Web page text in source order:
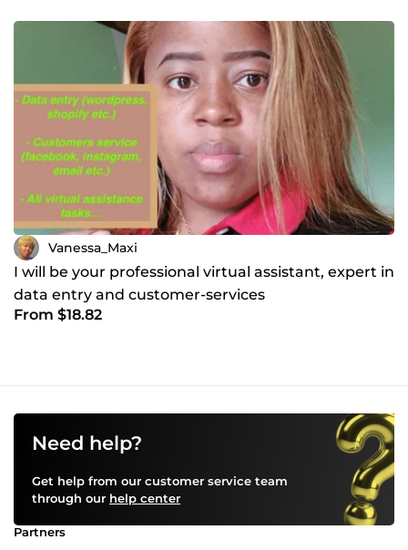
Vanessa_Maxi
I will be your professional virtual assistant, expert in
data entry and customer-services
From $18.82
Need help?
Get help from our customer service team
through our help center
Partners